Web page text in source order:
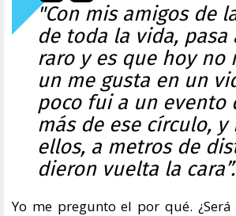
"Con mis amigos de
de toda la vida, pasa
raro y es que hoy no
un me gusta en un
poco fui a un evento
más de ese círculo, y
ellos, a metros de
dieron vuelta la cara”.
Yo me pregunto el por qué.